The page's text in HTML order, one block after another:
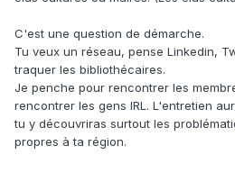
C'est une question de démarche.
Tu veux un réseau, pense Linkedin,
traquer les bibliothécaires.
Je penche pour rencontrer les
rencontrer les gens IRL. L'entretien
tu y découvriras surtout les
propres à ta région.